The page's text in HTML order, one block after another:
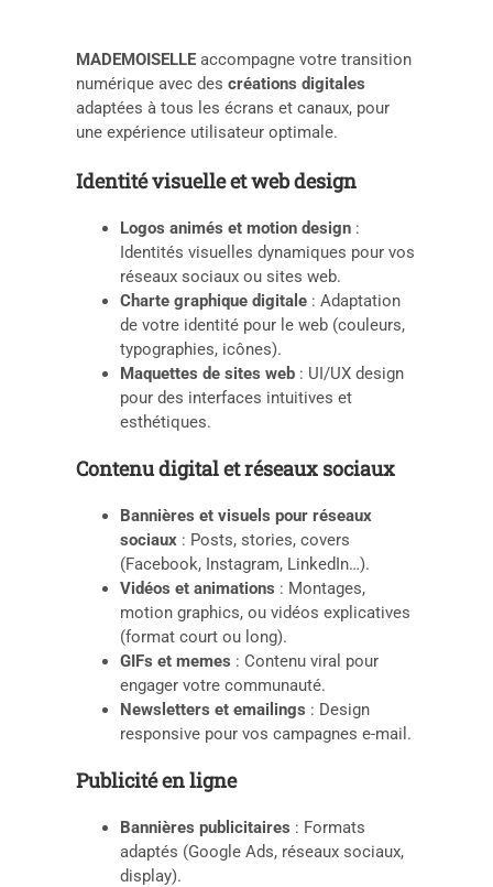
MADEMOISELLEaccompagne votre transition
numérique avec des créations digitales
adaptées à tous les écrans et canaux, pour
une expérience utilisateur optimale.
Identité visuelle et web design
Logos animés et motion design:
Identités visuelles dynamiques pour vos
réseaux sociaux ou sites web.
Charte graphique digitale: Adaptation
de votre identité pour le web (couleurs,
typographies, icônes).
Maquettes de sites web: UI/UX design
pour des interfaces intuitives et
esthétiques.
Contenu digital et réseaux sociaux
Bannières et visuels pour réseaux
sociaux: Posts, stories, covers
(Facebook, Instagram, LinkedIn…).
Vidéos et animations : Montages,
motion graphics, ou vidéos explicatives
(format court ou long).
GIFs et memes : Contenu viral pour
engager votre communauté.
Newsletters et emailings : Design
responsive pour vos campagnes e-mail.
Publicité en ligne
Bannières publicitaires : Formats
adaptés (Google Ads, réseaux sociaux,
display).